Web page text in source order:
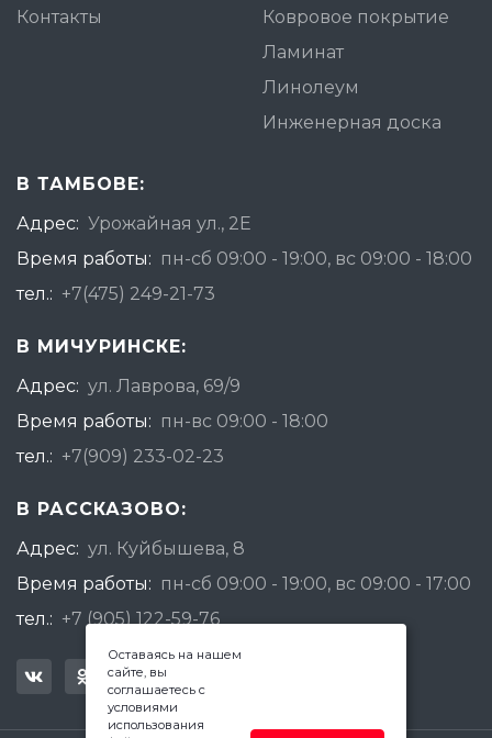
Контакты
Ковровое покрытие
Ламинат
Линолеум
Инженерная доска
В ТАМБОВЕ:
Адрес: Урожайная ул., 2Е
Время работы: пн-сб 09:00 - 19:00, вс 09:00 - 18:00
тел.: +7(475) 249-21-73
В МИЧУРИНСКЕ:
Адрес: ул. Лаврова, 69/9
Время работы: пн-вс 09:00 - 18:00
тел.: +7(909) 233-02-23
В РАССКАЗОВО:
Адрес: ул. Куйбышева, 8
Время работы: пн-сб 09:00 - 19:00, вс 09:00 - 17:00
тел.: +7 (905) 122-59-76
Оставаясь на нашем
сайте, вы
соглашаетесь с
условиями
использования